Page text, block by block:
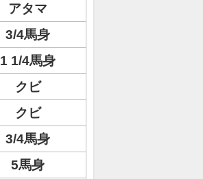
アタマ
3/4馬身
1 1/4馬身
クビ
クビ
3/4馬身
5馬身